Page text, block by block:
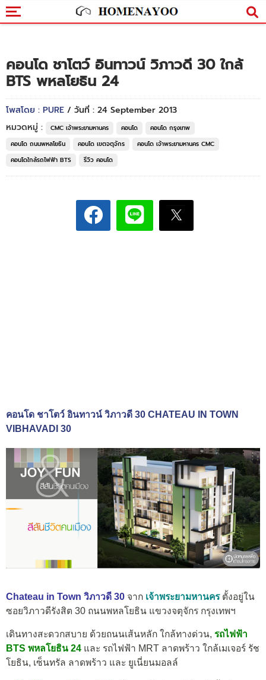
คอนโด ชาโตว์ อินทาวน์ วิภาวดี 30 ใกล้
BTS พหลโยธิน 24
โพสโดย : PURE / วันที่ : 24 September 2013
หมวดหมู่ :
CMC เจ้าพระยามหานคร คอนโด
คอนโด กรุงเทพ
คอนโด ถนนพหลโยธิน
คอนโด เขตจตุจักร
คอนโด เจ้าพระยามหานคร CMC
คอนโดใกล้รถไฟฟ้า BTS
รีวิว คอนโด
คอนโด ชาโตว์ อินทาวน์ วิภาวดี 30 CHATEAU IN TOWN
VIBHAVADI 30
Chateau in Town วิภาวดี 30 จาก เจ้าพระยามหานคร ตั้งอยู่ใน
ซอยวิภาวดีรังสิต 30 ถนนพหลโยธิน แขวงจตุจักร กรุงเทพฯ
เดินทางสะดวกสบาย ด้วยถนนเส้นหลัก ใกล้ทางด่วน, รถไฟฟ้า
BTS พหลโยธิน 24 และ รถไฟฟ้า MRT ลาดพร้าว ใกล้เมเจอร์ รัช
โยธิน, เซ็นทรัล ลาดพร้าว และ ยูเนี่ยนมอลล์